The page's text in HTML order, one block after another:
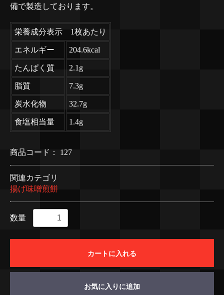
備で製造しております。
栄養成分表示 1枚あたり
エネルギー 204.6kcal
たんぱく質 2.1g
脂質 7.3g
炭水化物 32.7g
食塩相当量 1.4g
商品コード： 127
関連カテゴリ
揚げ味噌煎餅
数量
カートに入れる
お気に入りに追加